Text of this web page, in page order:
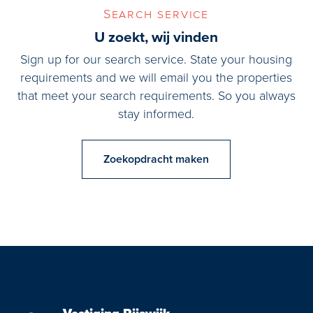
spacious landing. Here, there’s a comfortable room at the rear.
with a walk-in shower, bathtub, double washbasin with furniture,
second toilet, towel radiator, and floor heating. The big surprise
on this floor is the impressive master bedroom with a large
dormer window and air conditioning, connected to a walk-in
closet and/or dressing room. This bedroom can easily be
transformed into two bedrooms if needed.
On the second floor, you’ll find a spacious landing perfect for a
Search service
U zoekt, wij vinden
Sign up for our search service. State your housing
requirements and we will email you the properties
that meet your search requirements. So you always
stay informed.
Zoekopdracht maken